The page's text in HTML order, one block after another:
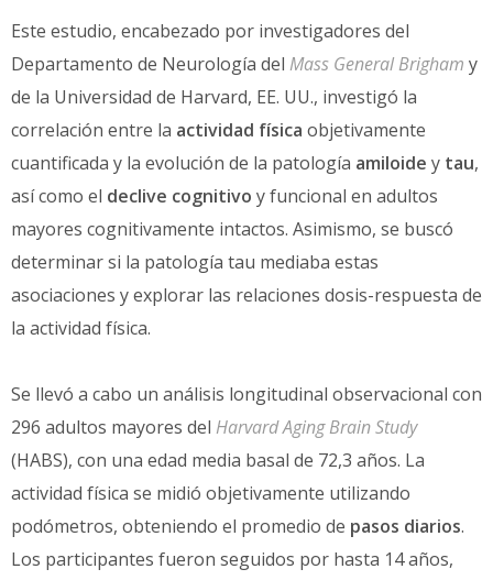
Este estudio, encabezado por investigadores del
Departamento de Neurología del Mass General Brigham y
de la Universidad de Harvard, EE. UU., investigó la
correlación entre la actividad física objetivamente
cuantificada y la evolución de la patología amiloide y tau,
así como el declive cognitivo y funcional en adultos
mayores cognitivamente intactos. Asimismo, se buscó
determinar si la patología tau mediaba estas
asociaciones y explorar las relaciones dosis-respuesta de
la actividad física.
Se llevó a cabo un análisis longitudinal observacional con
296 adultos mayores del Harvard Aging Brain Study
(HABS), con una edad media basal de 72,3 años. La
actividad física se midió objetivamente utilizando
podómetros, obteniendo el promedio de pasos diarios.
Los participantes fueron seguidos por hasta 14 años,